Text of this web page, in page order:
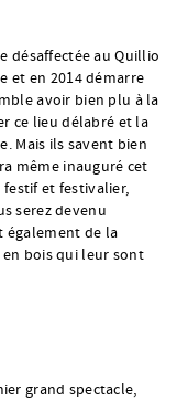
désaffectée au Quillio
et en 2014 démarre
avoir bien plu à la
ce lieu délabré et la
Mais ils savent bien
même inauguré cet
festif et festivalier,
serez devenu
également de la
bois qui leur sont
grand spectacle,